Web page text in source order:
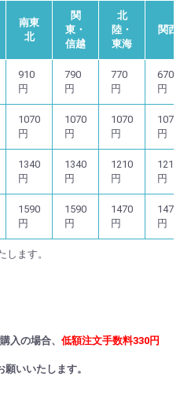
南東
北
関
東・
信越
北
陸・
東海
関西
910
円
790
円
770
円
670
円
1070
円
1070
円
1070
円
1070
円
1340
円
1340
円
1210
円
1210
円
1590
円
1590
円
1470
円
1470
円
します。
入の場合、 低額注文手数料330円
いいたします。